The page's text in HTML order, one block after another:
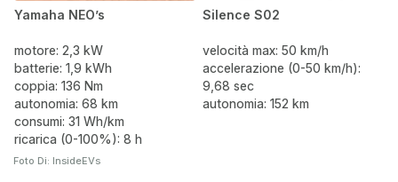
Yamaha NEO’s
motore: 2,3 kW
batterie: 1,9 kWh
coppia: 136 Nm
autonomia: 68 km
consumi: 31 Wh/km
ricarica (0-100%): 8 h
Silence S02
velocità max: 50 km/h
accelerazione (0-50 km/h):
9,68 sec
autonomia: 152 km
Foto Di: InsideEVs